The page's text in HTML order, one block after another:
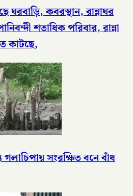
ঘরবাড়ি, কবরস্থান, রান্নাঘর
শতাধিক পরিবার, রান্না
কাটছে,
সংরক্ষিত বনে বাঁধ